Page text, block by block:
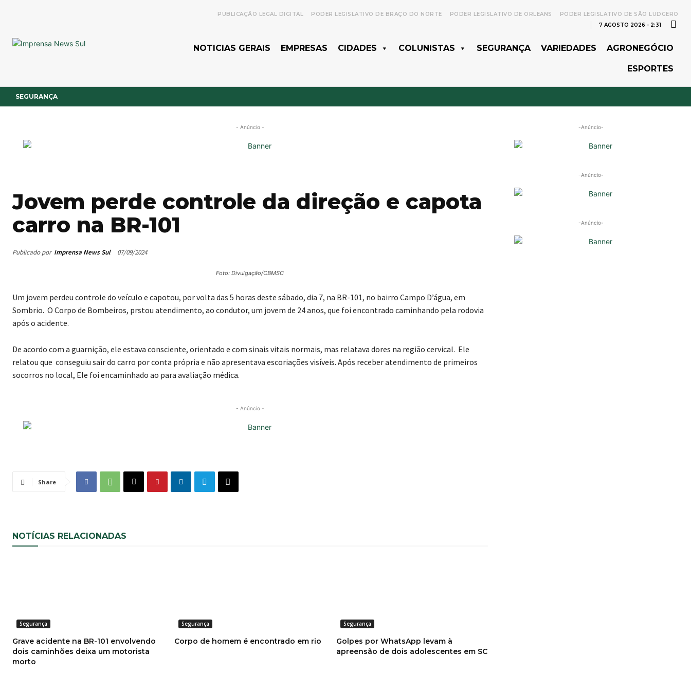
PUBLICAÇÃO LEGAL DIGITAL PODER LEGISLATIVO DE BRAÇO DO NORTE PODER LEGISLATIVO DE ORLEANS
PODER LEGISLATIVO DE SÃO LUDGERO
7 AGOSTO 2026 - 2:31
NOTICIAS GERAIS EMPRESAS CIDADES COLUNISTAS SEGURANÇA VARIEDADES AGRONEGÓCIO
ESPORTES
SEGURANÇA
- Anúncio -
Jovem perde controle da direção e capota
carro na BR-101
Publicado por Imprensa News Sul 07/09/2024
Foto: Divulgação/CBMSC
Um jovem perdeu controle do veículo e capotou, por volta das 5 horas deste sábado, dia 7, na BR-101, no bairro Campo D’água, em
Sombrio. O Corpo de Bombeiros, prstou atendimento, ao condutor, um jovem de 24 anos, que foi encontrado caminhando pela rodovia
após o acidente.
De acordo com a guarnição, ele estava consciente, orientado e com sinais vitais normais, mas relatava dores na região cervical. Ele
relatou que conseguiu sair do carro por conta própria e não apresentava escoriações visíveis. Após receber atendimento de primeiros
socorros no local, Ele foi encaminhado ao para avaliação médica.
- Anúncio -
Share
NOTÍCIAS RELACIONADAS
Segurança
Grave acidente na BR-101 envolvendo
dois caminhões deixa um motorista
morto
Segurança
Corpo de homem é encontrado em rio
Segurança
Golpes por WhatsApp levam à
apreensão de dois adolescentes em SC
-Anúncio-
-Anúncio-
-Anúncio-